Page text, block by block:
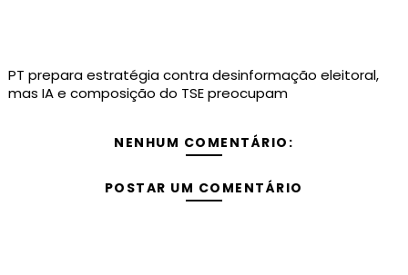
PT prepara estratégia contra desinformação eleitoral,
mas IA e composição do TSE preocupam
NENHUM COMENTÁRIO:
POSTAR UM COMENTÁRIO